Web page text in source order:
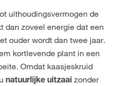
uithoudingsvermogen de
dan zoveel energie dat een
ouder wordt dan twee jaar.
kortlevende plant in een
Omdat kaasjeskruid
natuurlijke uitzaai zonder